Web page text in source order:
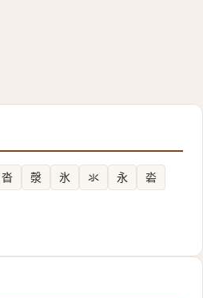
沓 漀 氷 氺 永
沯